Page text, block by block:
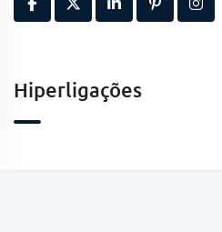
Hiperligações